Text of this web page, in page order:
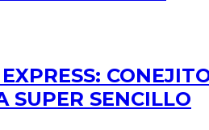
SUPER SENCILLO